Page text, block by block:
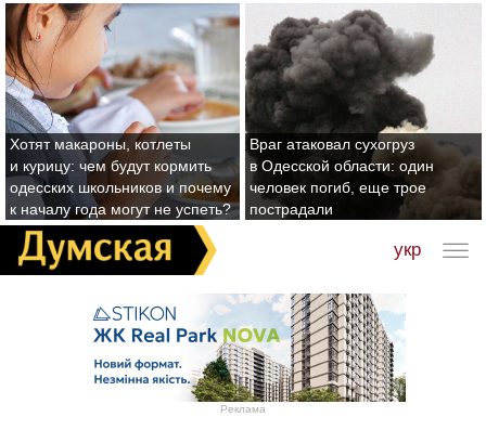
Хотят макароны, котлеты
и курицу: чем будут кормить
одесских школьников и почему
к началу года могут не успеть?
Враг атаковал сухогруз
в Одесской области: один
человек погиб, еще трое
пострадали
укр
Реклама